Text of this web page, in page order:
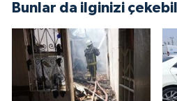
Bunlar da ilginizi